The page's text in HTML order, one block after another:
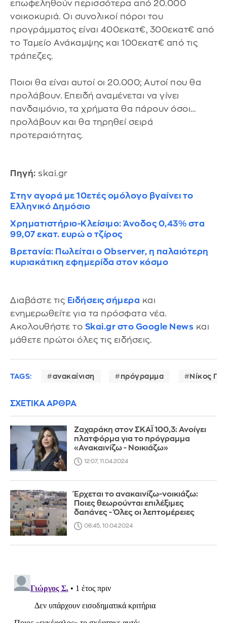
επωφεληθούν περισσότερα από 20.000
νοικοκυριά. Οι συνολικοί πόροι του
προγράμματος είναι 400εκατ€, 300εκατ€ από
το Ταμείο Ανάκαμψης και 100εκατ€ από τις
τράπεζες.
Ποιοι θα είναι αυτοί οι 20.000; Αυτοί που θα
προλάβουν. Επειδή αναμένεται να γίνει
πανδαιμόνιο, τα χρήματα θα πάρουν όσοι…
προλάβουν και θα τηρηθεί σειρά
προτεραιότητας.
Πηγή: skai.gr
Στην αγορά με 10ετές ομόλογο βγαίνει το
Ελληνικό Δημόσιο
Χρηματιστήριο-Κλείσιμο: Άνοδος 0,43% στα
99,07 εκατ. ευρώ ο τζίρος
Βρετανία: Πωλείται ο Observer, η παλαιότερη
κυριακάτικη εφημερίδα στον κόσμο
Διαβάστε τις Ειδήσεις σήμερα και
ενημερωθείτε για τα πρόσφατα νέα.
Ακολουθήστε το Skai.gr στο Google News και
μάθετε πρώτοι όλες τις ειδήσεις.
TAGS: ανακαίνιση πρόγραμμα Νίκος
ΣΧΕΤΙΚΑ ΑΡΘΡΑ
Ζαχαράκη στον ΣΚΑΪ 100,3: Ανοίγει
πλατφόρμα για το πρόγραμμα
«Ανακαινίζω - Νοικιάζω»
12:07, 11.04.2024
Έρχεται το ανακαινίζω-νοικιάζω:
Ποιες θεωρούνται επιλέξιμες
δαπάνες - Όλες οι λεπτομέρειες
06:45, 10.04.2024